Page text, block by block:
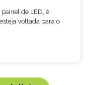
de LED, é
voltada para o